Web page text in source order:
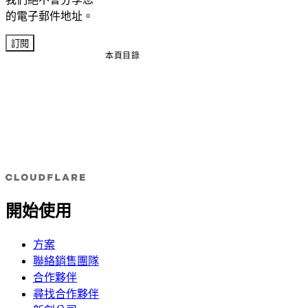
本頁目錄
的電子郵件地址。
訂閱
開始使用
方案
聯絡銷售團隊
合作夥伴
尋找合作夥伴